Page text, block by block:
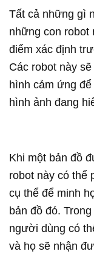
Tất cả những gì
những con robot
điểm xác định
Các robot này
hình cảm ứng
hình ảnh đang
Khi một bản đồ
robot này có thể
cụ thể để minh
bản đồ đó.
người dùng có
và họ sẽ nhận